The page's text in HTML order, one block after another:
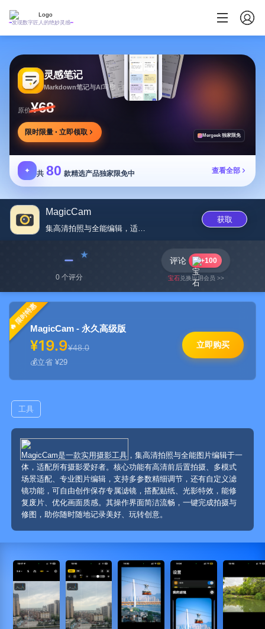
发现数字匠人的绝妙灵感
灵感笔记
Markdown笔记与AI写作，多方式整理同步笔记
原价¥68
限时限量 · 立即领取 Mergeek 独家限免
✦ 共 80 款精选产品独家限免中 查看全部
MagicCam
集高清拍照与全能编辑，适配各阶...
获取
﹣
0 个评分
评论 +100
宝石兑换应用会员 >>
限时特惠
MagicCam - 永久高级版
¥19.9¥48.0
立省 ¥29
立即购买
工具
MagicCam是一款实用摄影工具，集高清拍照与全能图片编辑于一
体，适配所有摄影爱好者。核心功能有高清前后置拍摄、多模式
场景适配、专业图片编辑，支持多参数精细调节，还有自定义滤
镜功能，可自由创作保存专属滤镜，搭配贴纸、光影特效，能修
复废片、优化画面质感。其操作界面简洁流畅，一键完成拍摄与
修图，助你随时随地记录美好、玩转创意。